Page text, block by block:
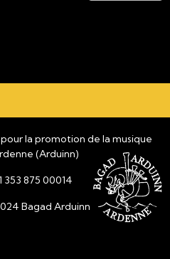
de la musique
(Arduinn)
00014
Arduinn